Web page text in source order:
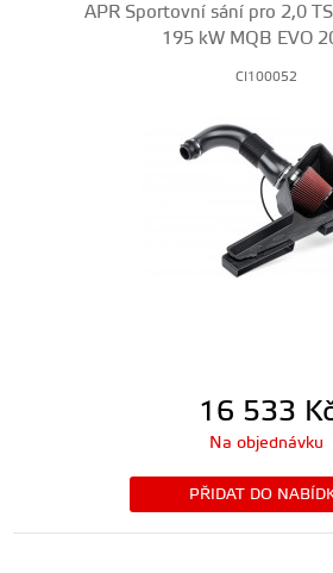
APR Sportovní sání pro 2,0
195 kW MQB EVO
CI100052
16 533
Na objednávku
PŘIDAT DO